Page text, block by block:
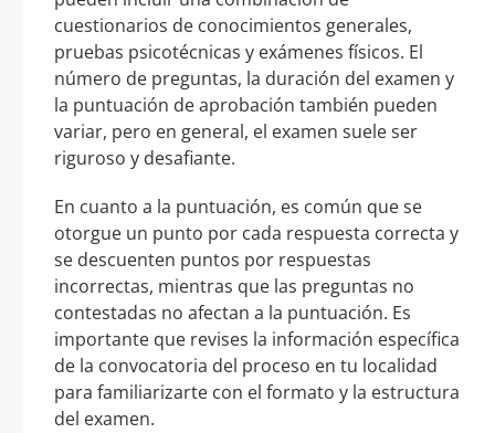
cuestionarios de conocimientos generales,
pruebas psicotécnicas y exámenes físicos. El
número de preguntas, la duración del examen y
la puntuación de aprobación también pueden
variar, pero en general, el examen suele ser
riguroso y desafiante.
En cuanto a la puntuación, es común que se
otorgue un punto por cada respuesta correcta y
se descuenten puntos por respuestas
incorrectas, mientras que las preguntas no
contestadas no afectan a la puntuación. Es
importante que revises la información específica
de la convocatoria del proceso en tu localidad
para familiarizarte con el formato y la estructura
del examen.